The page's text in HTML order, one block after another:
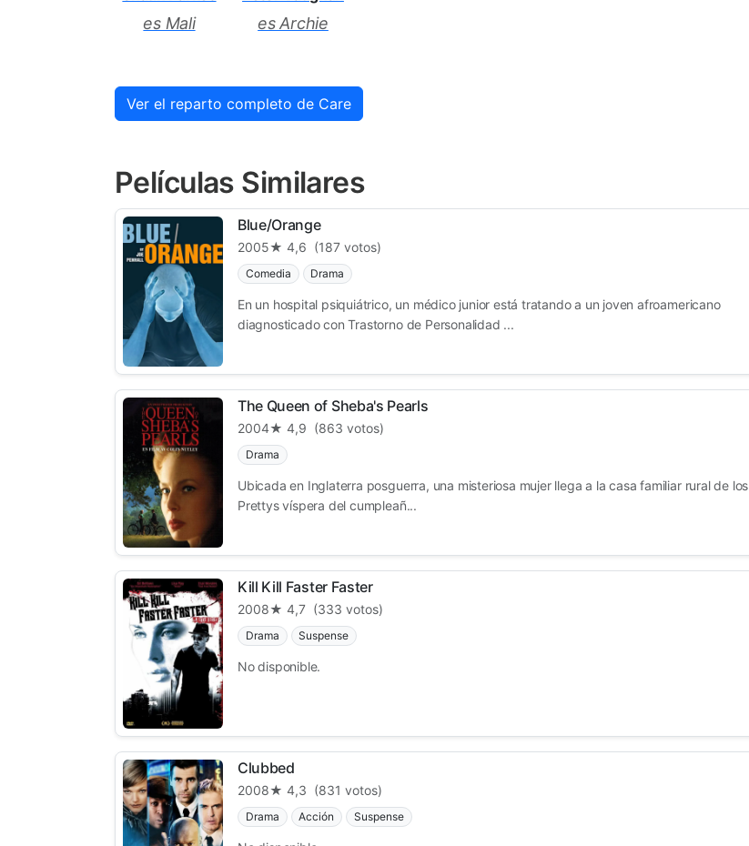
es Mali es Archie
Ver el reparto completo de Care
Películas Similares
Blue/Orange
2005★ 4,6 (187 votos)
Comedia Drama
En un hospital psiquiátrico, un médico junior está tratando a un joven afroamericano
diagnosticado con Trastorno de Personalidad ...
The Queen of Sheba's Pearls
2004★ 4,9 (863 votos)
Drama
Ubicada en Inglaterra posguerra, una misteriosa mujer llega a la casa familiar rural de los
Prettys víspera del cumpleañ...
Kill Kill Faster Faster
2008★ 4,7 (333 votos)
Drama Suspense
No disponible.
Clubbed
2008★ 4,3 (831 votos)
Drama Acción Suspense